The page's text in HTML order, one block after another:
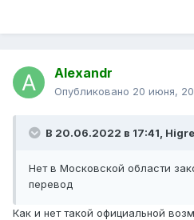
Alexandr
Опубликовано 20 июня,
В 20.06.2022 в 17:41, Higre
Нет в Московской области
перевод
Как и нет такой официальной